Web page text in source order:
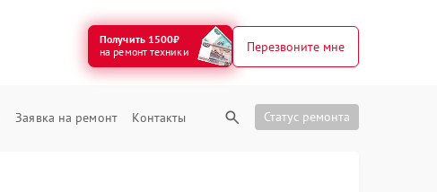
Получить 1500₽
на ремонт техники
Перезвоните мне
Заявка на ремонт Контакты Статус ремонта